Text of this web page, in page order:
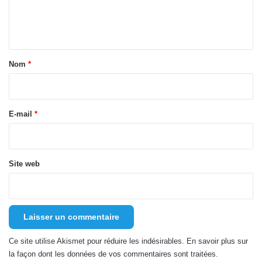
a
e
Nom *
E-mail *
Site web
Ce site utilise Akismet pour réduire les indésirables. En savoir plus sur
la façon dont les données de vos commentaires sont traitées